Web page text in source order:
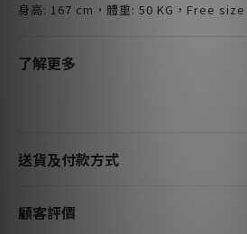
身高: 167 cm，體重: 50 KG，Free size
了解更多
送貨及付款方式
顧客評價